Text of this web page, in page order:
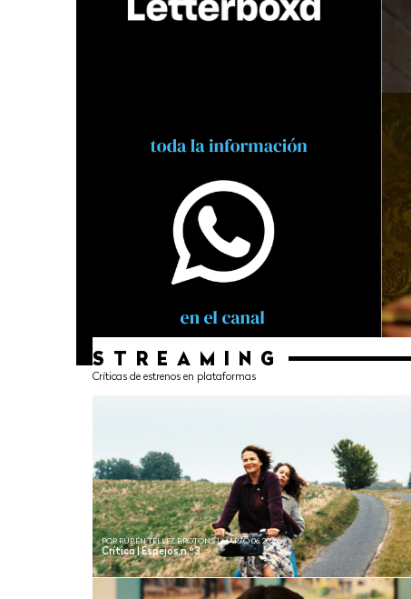
STREAMING
Críticas de estrenos en plataformas
Crítica | Espejos n.º 3
POR RUBÉN TÉLLEZ BROTONS | MARZO 06, 2026